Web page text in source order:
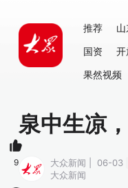
推荐
国资
开
果然视频
泉中生凉
大众新闻 | 06-03
大众新闻
9